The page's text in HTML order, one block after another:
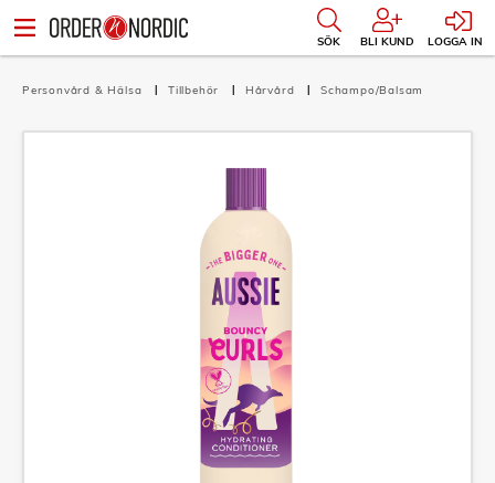
SÖK BLI KUND LOGGA IN
Personvård & Hälsa Tillbehör Hårvård Schampo/Balsam